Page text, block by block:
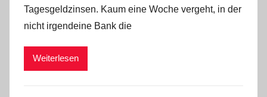
C
Tagesgeldzinsen. Kaum eine Woche vergeht, in der
nicht irgendeine Bank die
Weiterlesen